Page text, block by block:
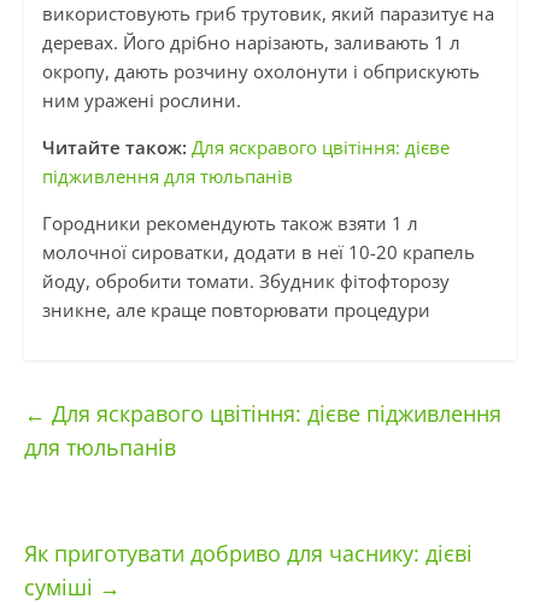
використовують гриб трутовик, який паразитує на
деревах. Його дрібно нарізають, заливають 1 л
окропу, дають розчину охолонути і обприскують
ним уражені рослини.
Читайте також: Для яскравого цвітіння: дієве
підживлення для тюльпанів
Городники рекомендують також взяти 1 л
молочної сироватки, додати в неї 10-20 крапель
йоду, обробити томати. Збудник фітофторозу
зникне, але краще повторювати процедури
← Для яскравого цвітіння: дієве підживлення
для тюльпанів
Як приготувати добриво для часнику: дієві
суміші →